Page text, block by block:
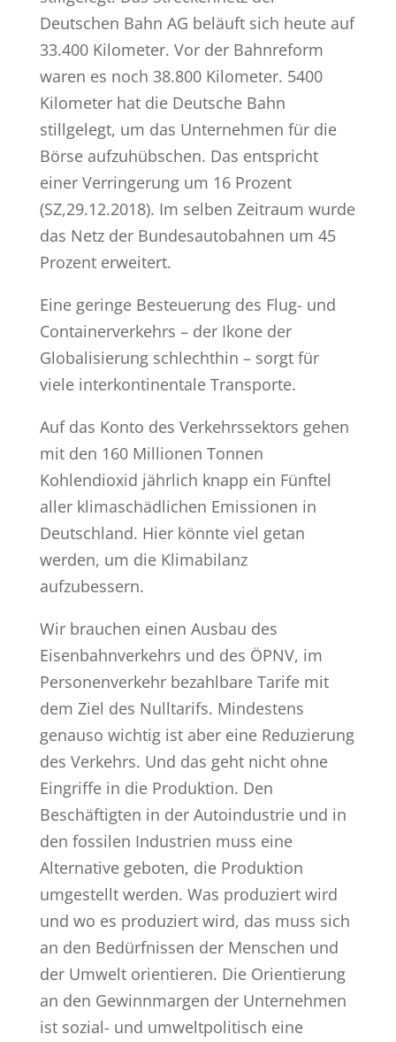
Deutschen Bahn AG beläuft sich heute auf
33.400 Kilometer. Vor der Bahnreform
waren es noch 38.800 Kilometer. 5400
Kilometer hat die Deutsche Bahn
stillgelegt, um das Unternehmen für die
Börse aufzuhübschen. Das entspricht
einer Verringerung um 16 Prozent
(SZ,29.12.2018). Im selben Zeitraum wurde
das Netz der Bundesautobahnen um 45
Prozent erweitert.
Eine geringe Besteuerung des Flug- und
Containerverkehrs – der Ikone der
Globalisierung schlechthin – sorgt für
viele interkontinentale Transporte.
Auf das Konto des Verkehrssektors gehen
mit den 160 Millionen Tonnen
Kohlendioxid jährlich knapp ein Fünftel
aller klimaschädlichen Emissionen in
Deutschland. Hier könnte viel getan
werden, um die Klimabilanz
aufzubessern.
Wir brauchen einen Ausbau des
Eisenbahnverkehrs und des ÖPNV, im
Personenverkehr bezahlbare Tarife mit
dem Ziel des Nulltarifs. Mindestens
genauso wichtig ist aber eine Reduzierung
des Verkehrs. Und das geht nicht ohne
Eingriffe in die Produktion. Den
Beschäftigten in der Autoindustrie und in
den fossilen Industrien muss eine
Alternative geboten, die Produktion
umgestellt werden. Was produziert wird
und wo es produziert wird, das muss sich
an den Bedürfnissen der Menschen und
der Umwelt orientieren. Die Orientierung
an den Gewinnmargen der Unternehmen
ist sozial- und umweltpolitisch eine